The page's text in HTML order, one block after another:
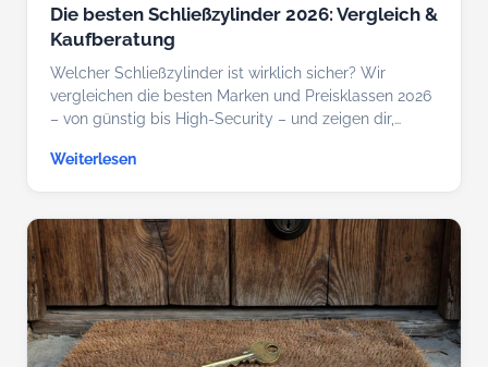
Die besten Schließzylinder 2026: Vergleich &
Kaufberatung
Welcher Schließzylinder ist wirklich sicher? Wir
vergleichen die besten Marken und Preisklassen 2026
– von günstig bis High-Security – und zeigen dir,…
Weiterlesen